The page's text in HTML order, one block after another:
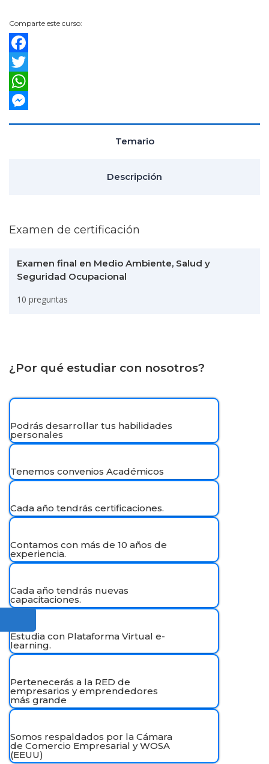
Comparte este curso:
Facebook
Twitter
WhatsApp
Temario
Descripción
Examen de certificación
Examen final en Medio Ambiente, Salud y
Seguridad Ocupacional
10 preguntas
¿Por qué estudiar con nosotros?
Podrás desarrollar tus habilidades
personales
Tenemos convenios Académicos
Cada año tendrás certificaciones.
Contamos con más de 10 años de
experiencia.
Cada año tendrás nuevas
capacitaciones.
Estudia con Plataforma Virtual e-
learning.
Pertenecerás a la RED de
empresarios y emprendedores
más grande
Somos respaldados por la Cámara
de Comercio Empresarial y WOSA
(EEUU)